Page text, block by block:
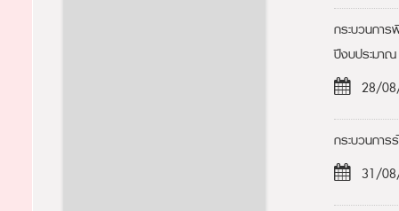
กระบวนกา
ปีงบประมา
28/
กระบวนกา
31/